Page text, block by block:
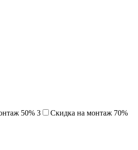
50% 3 Cкидка на монтаж 70%